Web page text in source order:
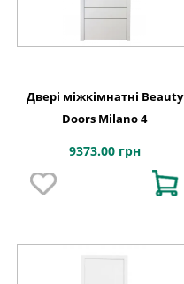
Двері міжкімнатні Beauty
Doors Milano 4
9373.00 грн